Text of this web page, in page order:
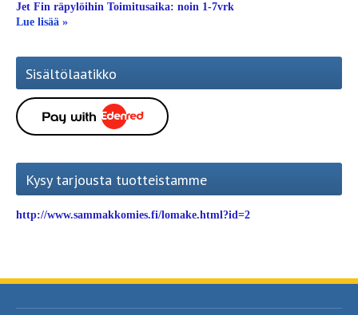
Jet Fin räpylöihin Toimitusaika: noin 1-7vrk
Lue lisää »
Sisältölaatikko
Kysy tarjousta tuotteistamme
http://www.sammakkomies.fi/lomake.html?id=2